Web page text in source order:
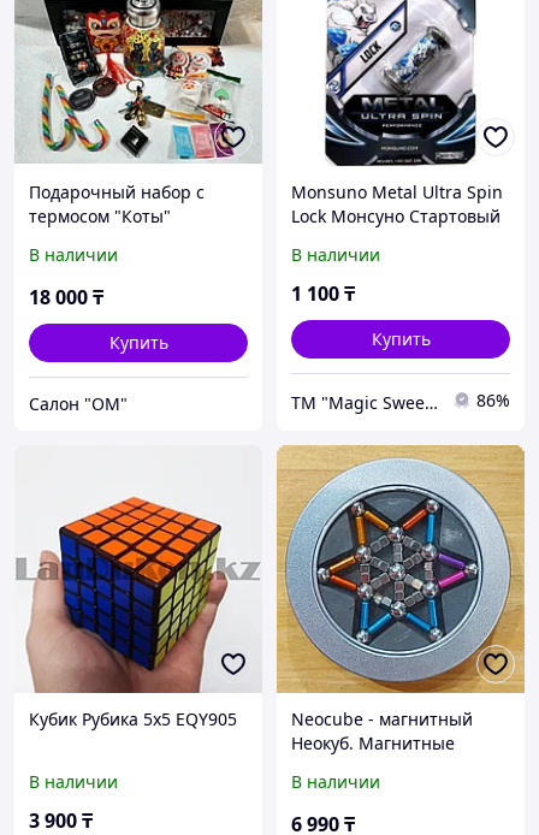
Подарочный набор с
термосом "Коты"
В наличии
18 000₸
Купить
Салон "ОМ"
Monsuno Metal Ultra Spin
Lock Монсуно Стартовый
В наличии
1 100₸
Купить
ТМ "Magic Sweets&Toys&Games" 86%
Кубик Рубика 5х5 EQY905
В наличии
3 900₸
Neocube - магнитный
Неокуб. Магнитные
Шарики. Головоломка.
Конструктор. Антистресс.
В наличии
6 990₸